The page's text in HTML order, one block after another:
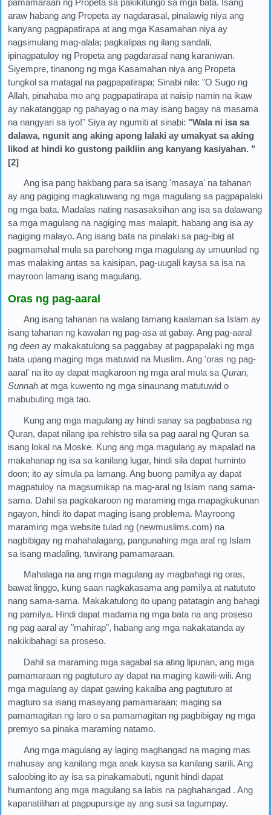
araw habang ang Propeta ay nagdarasal, pinalawig niya ang
kanyang pagpapatirapa at ang mga Kasamahan niya ay
nagsimulang mag-alala; pagkalipas ng ilang sandali,
ipinagpatuloy ng Propeta ang pagdarasal nang karaniwan.
Siyempre, tinanong ng mga Kasamahan niya ang Propeta
tungkol sa matagal na pagpapatirapa; Sinabi nila: "O Sugo ng
Allah, pinahaba mo ang pagpapatirapa at naisip namin na ikaw
ay nakatanggap ng pahayag o na may isang bagay na masama
na nangyari sa iyo!" Siya ay ngumiti at sinabi: "Wala ni isa sa
dalawa, ngunit ang aking apong lalaki ay umakyat sa aking
likod at hindi ko gustong paikliin ang kanyang kasiyahan. "
[2]
Ang isa pang hakbang para sa isang 'masaya' na tahanan
ay ang pagiging magkatuwang ng mga magulang sa pagpapalaki
ng mga bata. Madalas nating nasasaksihan ang isa sa dalawang
sa mga magulang na nagiging mas malapit, habang ang isa ay
nagiging malayo. Ang isang bata na pinalaki sa pag-ibig at
pagmamahal mula sa parehong mga magulang ay umuunlad ng
mas malaking antas sa kaisipan, pag-uugali kaysa sa isa na
mayroon lamang isang magulang.
Oras ng pag-aaral
Ang isang tahanan na walang tamang kaalaman sa Islam ay
isang tahanan ng kawalan ng pag-asa at gabay. Ang pag-aaral
ng deen ay makakatulong sa paggabay at pagpapalaki ng mga
bata upang maging mga matuwid na Muslim. Ang 'oras ng pag-
aaral' na ito ay dapat magkaroon ng mga aral mula sa Quran,
Sunnah at mga kuwento ng mga sinaunang matutuwid o
mabubuting mga tao.
Kung ang mga magulang ay hindi sanay sa pagbabasa ng
Quran, dapat nilang ipa rehistro sila sa pag aaral ng Quran sa
isang lokal na Moske. Kung ang mga magulang ay mapalad na
makahanap ng isa sa kanilang lugar, hindi sila dapat huminto
doon; ito ay simula pa lamang. Ang buong pamilya ay dapat
magpatuloy na magsumikap na mag-aral ng Islam nang sama-
sama. Dahil sa pagkakaroon ng maraming mga mapagkukunan
ngayon, hindi ito dapat maging isang problema. Mayroong
maraming mga website tulad ng (newmuslims.com) na
nagbibigay ng mahahalagang, pangunahing mga aral ng Islam
sa isang madaling, tuwirang pamamaraan.
Mahalaga na ang mga magulang ay magbahagi ng oras,
bawat linggo, kung saan nagkakasama ang pamilya at natututo
nang sama-sama. Makakatulong ito upang patatagin ang bahagi
ng pamilya. Hindi dapat madama ng mga bata na ang proseso
ng pag aaral ay "mahirap", habang ang mga nakakatanda ay
nakikibahagi sa proseso.
Dahil sa maraming mga sagabal sa ating lipunan, ang mga
pamamaraan ng pagtuturo ay dapat na maging kawili-wili. Ang
mga magulang ay dapat gawing kakaiba ang pagtuturo at
magturo sa isang masayang pamamaraan; maging sa
pamamagitan ng laro o sa pamamagitan ng pagbibigay ng mga
premyo sa pinaka maraming natamo.
Ang mga magulang ay laging maghangad na maging mas
mahusay ang kanilang mga anak kaysa sa kanilang sarili. Ang
saloobing ito ay isa sa pinakamabuti, ngunit hindi dapat
humantong ang mga magulang sa labis na paghahangad . Ang
kapanatilihan at pagpupursige ay ang susi sa tagumpay.